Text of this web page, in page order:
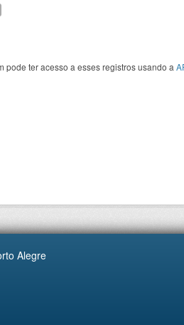
pode ter acesso a esses registros usando a
Alegre